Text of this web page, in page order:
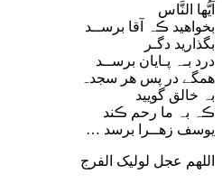
اَیُّها النَّاس
بخواهید ڪہ آقا برســد
بگذارید دگـر
درد بـہ پـایان برســد
همگے در پس هر سجدہ
بہ خالق گویید
ڪہ بہ ما رحم ڪند
یوسف زهــرا برسد …
اللهم عجل لولیک الفرج